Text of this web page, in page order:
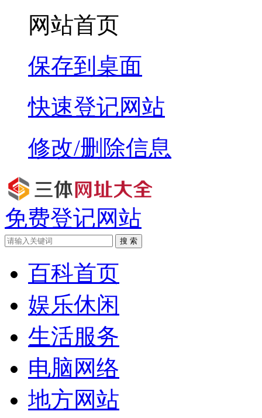
网站首页
保存到桌面
快速登记网站
修改/删除信息
免费登记网站
搜 索
百科首页
娱乐休闲
生活服务
电脑网络
地方网站